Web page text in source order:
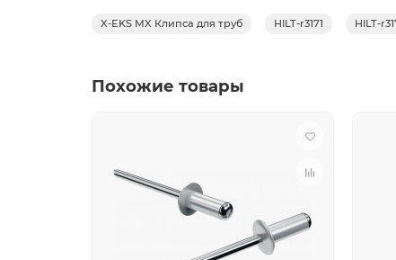
X-EKS MX Клипса для труб HILT-r3171 HILT-
Похожие товары